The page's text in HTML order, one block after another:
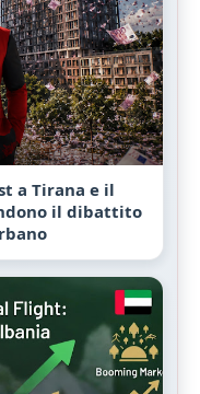
a Tirana e il
il dibattito